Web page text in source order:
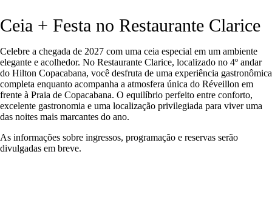
Ceia + Festa no Restaurante Clarice
Celebre a chegada de 2027 com uma ceia especial em um ambiente
elegante e acolhedor. No Restaurante Clarice, localizado no 4º andar
do Hilton Copacabana, você desfruta de uma experiência gastronômica
completa enquanto acompanha a atmosfera única do Réveillon em
frente à Praia de Copacabana. O equilíbrio perfeito entre conforto,
excelente gastronomia e uma localização privilegiada para viver uma
das noites mais marcantes do ano.
As informações sobre ingressos, programação e reservas serão
divulgadas em breve.